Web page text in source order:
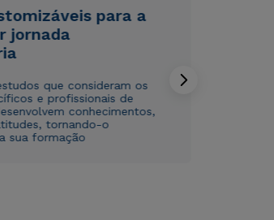
para a
jornada
que consideram os
e profissionais de
conhecimentos,
tornando-o
sua formação
e fácil
e fácil